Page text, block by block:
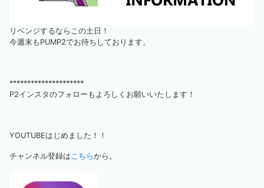
リベンジするならこの土日！
今週末もPUMP2でお待ちしております。
*********************
P2インスタのフォローもよろしくお願いいたします！
YOUTUBEはじめました！！
チャンネル登録はこちらから。